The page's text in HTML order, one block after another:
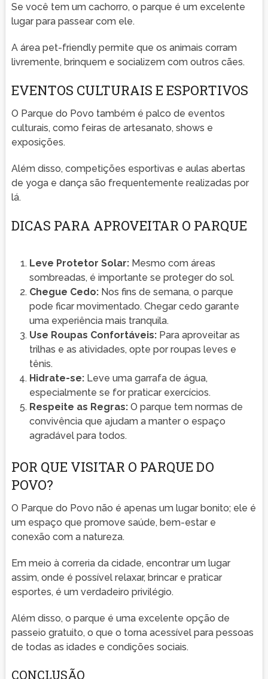
Se você tem um cachorro, o parque é um excelente
lugar para passear com ele.
A área pet-friendly permite que os animais corram
livremente, brinquem e socializem com outros cães.
EVENTOS CULTURAIS E ESPORTIVOS
O Parque do Povo também é palco de eventos
culturais, como feiras de artesanato, shows e
exposições.
Além disso, competições esportivas e aulas abertas
de yoga e dança são frequentemente realizadas por
lá.
DICAS PARA APROVEITAR O PARQUE
Leve Protetor Solar:Mesmo com áreas
sombreadas, é importante se proteger do sol.
Chegue Cedo:Nos fins de semana, o parque
pode ficar movimentado. Chegar cedo garante
uma experiência mais tranquila.
Use Roupas Confortáveis:Para aproveitar as
trilhas e as atividades, opte por roupas leves e
tênis.
Hidrate-se:Leve uma garrafa de água,
especialmente se for praticar exercícios.
Respeite as Regras:O parque tem normas de
convivência que ajudam a manter o espaço
agradável para todos.
POR QUE VISITAR O PARQUE DO
POVO?
O Parque do Povo não é apenas um lugar bonito; ele é
um espaço que promove saúde, bem-estar e
conexão com a natureza.
Em meio à correria da cidade, encontrar um lugar
assim, onde é possível relaxar, brincar e praticar
esportes, é um verdadeiro privilégio.
Além disso, o parque é uma excelente opção de
passeio gratuito, o que o torna acessível para pessoas
de todas as idades e condições sociais.
CONCLUSÃO